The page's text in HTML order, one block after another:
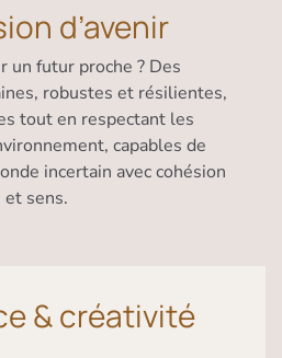
d’avenir
un futur proche ? Des
robustes et résilientes,
tout en respectant les
capables de
incertain avec cohésion
et sens.
& créativité